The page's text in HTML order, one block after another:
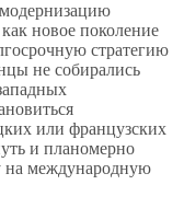
новое поколение
стратегию
не собирались
или французских
и планомерно
на международную